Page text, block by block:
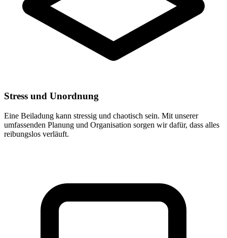
Stress und Unordnung
Eine Beiladung kann stressig und chaotisch sein. Mit unserer
umfassenden Planung und Organisation sorgen wir dafür, dass alles
reibungslos verläuft.